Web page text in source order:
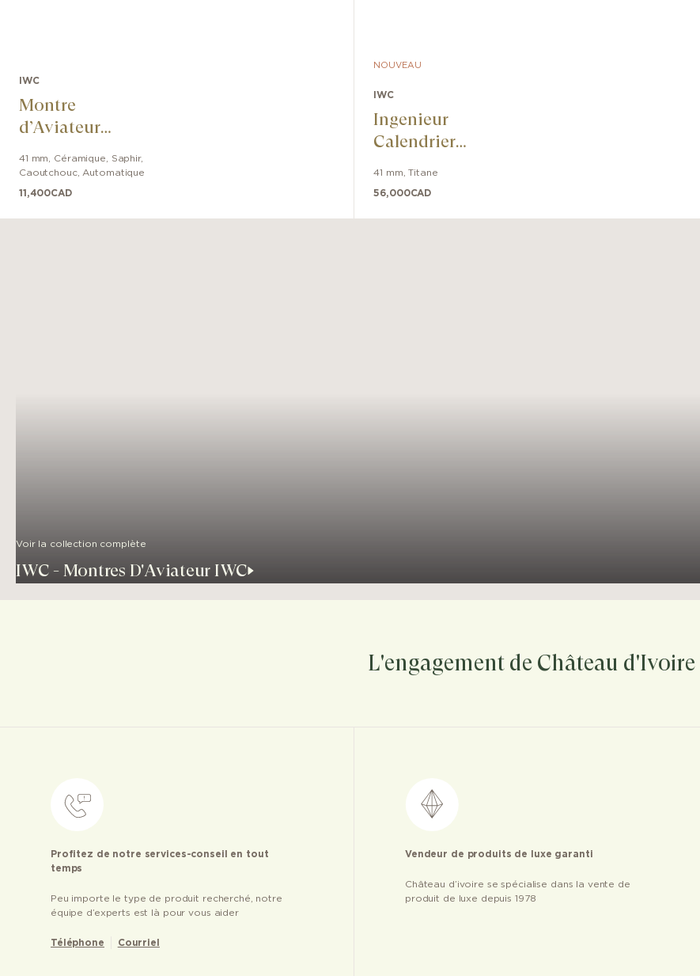
IWC
Montre
d’Aviateur
George Russel
41 mm Céramique, Saphir,
Caoutchouc, Automatique
11,400CAD
NOUVEAU
IWC
Ingenieur
Calendrier
41 mm ,Titane
56,000CAD
Voir la collection complète
IWC - Montres D'Aviateur IWC
L'engagement de Château d'Ivoire
Profitez de notre services-conseil en tout
temps
Peu importe le type de produit recherché, notre
équipe d’experts est là pour vous aider
Téléphone Courriel
Vendeur de produits de luxe garanti
Château d’ivoire se spécialise dans la vente de
produit de luxe depuis 1978